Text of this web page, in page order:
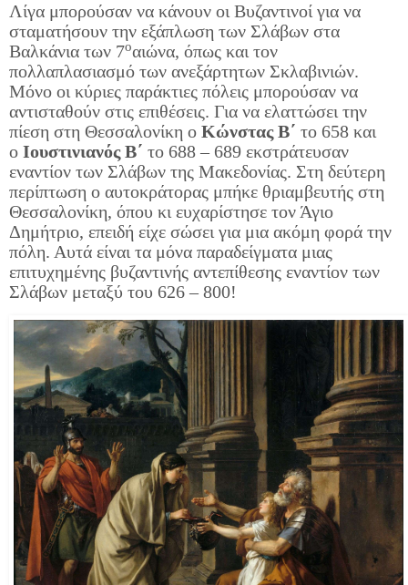
Λίγα μπορούσαν να κάνουν οι Βυζαντινοί για να
σταματήσουν την εξάπλωση των Σλάβων στα
Βαλκάνια των 7οαιώνα, όπως και τον
πολλαπλασιασμό των ανεξάρτητων Σκλαβινιών.
Μόνο οι κύριες παράκτιες πόλεις μπορούσαν να
αντισταθούν στις επιθέσεις. Για να ελαττώσει την
πίεση στη Θεσσαλονίκη ο Κώνστας Β΄ το 658 και
ο Ιουστινιανός Β΄ το 688 – 689 εκστράτευσαν
εναντίον των Σλάβων της Μακεδονίας. Στη δεύτερη
περίπτωση ο αυτοκράτορας μπήκε θριαμβευτής στη
Θεσσαλονίκη, όπου κι ευχαρίστησε τον Άγιο
Δημήτριο, επειδή είχε σώσει για μια ακόμη φορά την
πόλη. Αυτά είναι τα μόνα παραδείγματα μιας
επιτυχημένης βυζαντινής αντεπίθεσης εναντίον των
Σλάβων μεταξύ του 626 – 800!